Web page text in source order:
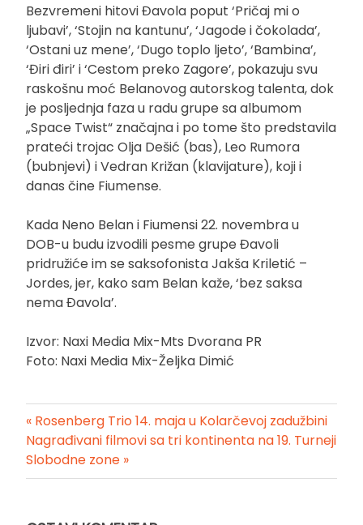
Bezvremeni hitovi Đavola poput ‘Pričaj mi o
ljubavi’, ‘Stojin na kantunu’, ‘Jagode i čokolada’,
‘Ostani uz mene’, ‘Dugo toplo ljeto’, ‘Bambina’,
‘Điri điri’ i ‘Cestom preko Zagore’, pokazuju svu
raskošnu moć Belanovog autorskog talenta, dok
je posljednja faza u radu grupe sa albumom
„Space Twist“ značajna i po tome što predstavila
prateći trojac Olja Dešić (bas), Leo Rumora
(bubnjevi) i Vedran Križan (klavijature), koji i
danas čine Fiumense.
Kada Neno Belan i Fiumensi 22. novembra u
DOB-u budu izvodili pesme grupe Đavoli
pridružiće im se saksofonista Jakša Kriletić –
Jordes, jer, kako sam Belan kaže, ‘bez saksa
nema Đavola’.
Izvor: Naxi Media Mix-Mts Dvorana PR
Foto: Naxi Media Mix-Željka Dimić
Kretanje
članka
« Rosenberg Trio 14. maja u Kolarčevoj zadužbini
Nagrađivani filmovi sa tri kontinenta na 19. Turneji
Slobodne zone »